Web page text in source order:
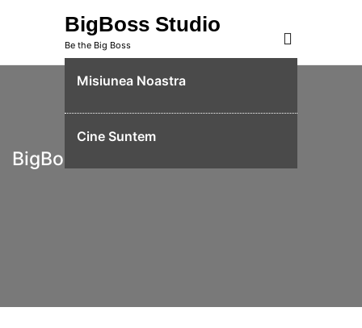
BigBoss Studio
Be the Big Boss
Misiunea Noastra
Cine Suntem
BigBoss Studio